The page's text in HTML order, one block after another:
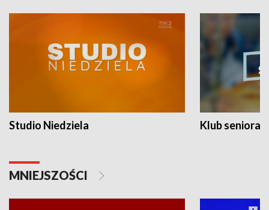
Studio Niedziela Klub seniora
MNIEJSZOŚCI